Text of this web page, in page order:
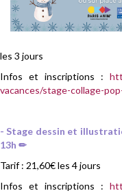
les 3 jours
Infos et inscriptions :
vacances/stage-collage-
- Stage dessin et
13h ✏
Tarif : 21,60€ les 4 jours
Infos et inscriptions :